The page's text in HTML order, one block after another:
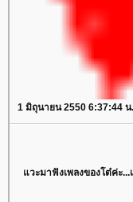
1 มิถุนายน 2550 6:37:44 น.
วะมาฟังเพลงของโต๋ค่ะ...